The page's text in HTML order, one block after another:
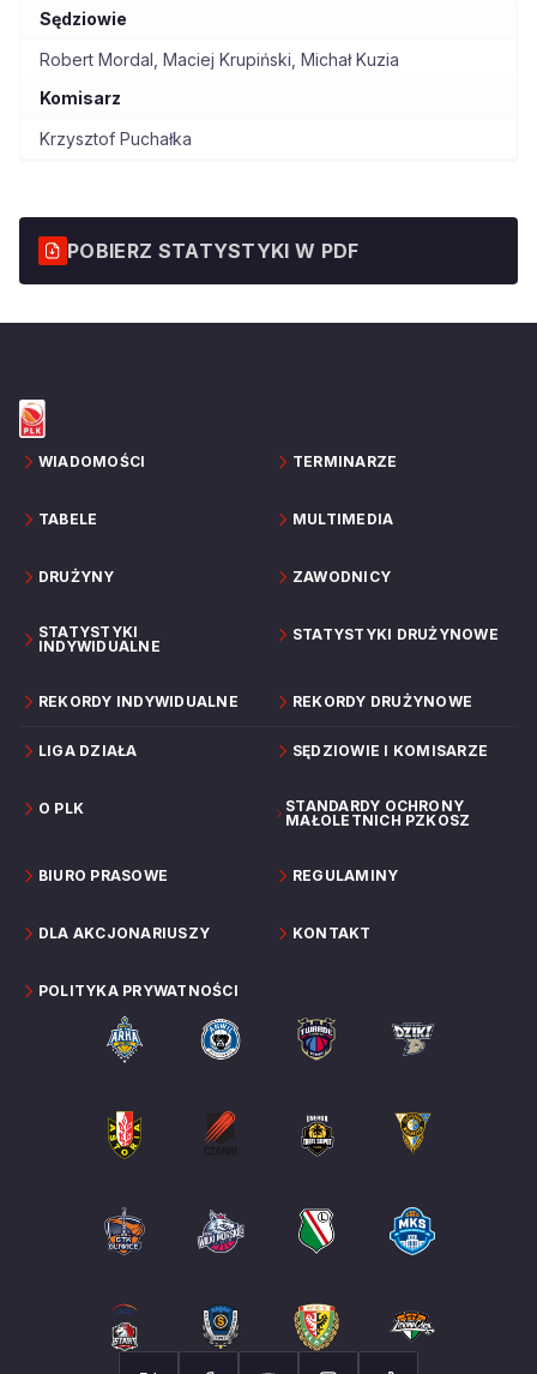
Sędziowie
Robert Mordal Maciej Krupiński Michał Kuzia
Komisarz
Krzysztof Puchałka
POBIERZ STATYSTYKI W PDF
WIADOMOŚCI TERMINARZE
TABELE MULTIMEDIA
DRUŻYNY ZAWODNICY
STATYSTYKI
INDYWIDUALNE
STATYSTYKI DRUŻYNOWE
REKORDY INDYWIDUALNE REKORDY DRUŻYNOWE
LIGA DZIAŁA SĘDZIOWIE I KOMISARZE
O PLK
STANDARDY OCHRONY
MAŁOLETNICH PZKOSZ
BIURO PRASOWE REGULAMINY
DLA AKCJONARIUSZY KONTAKT
POLITYKA PRYWATNOŚCI